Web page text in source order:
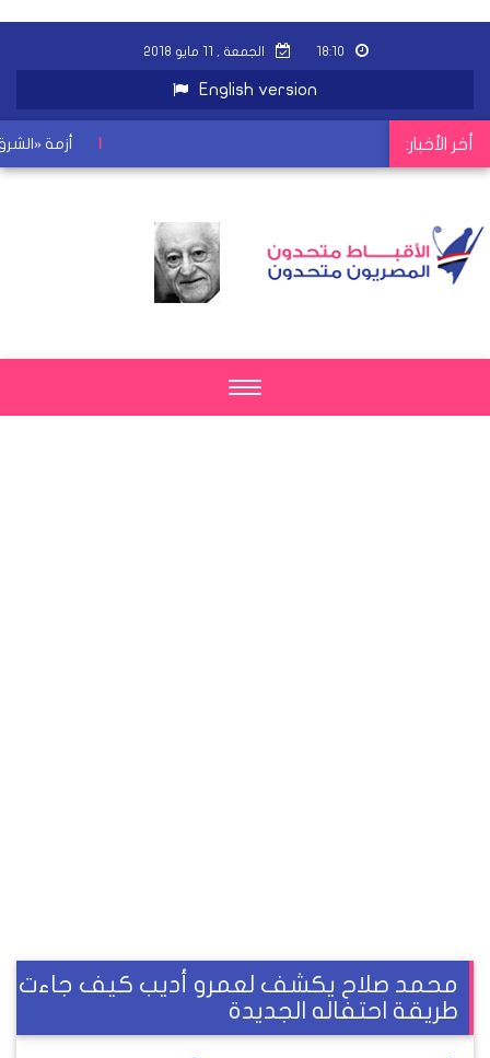
١٨:١٠ الجمعة , ١١ مايو ٢٠١٨
English version
أخر الأخبار: أزمة
Toggle
محمد صلاح يكشف لعمرو أديب كيف جاءت
طريقة احتفاله الجديدة